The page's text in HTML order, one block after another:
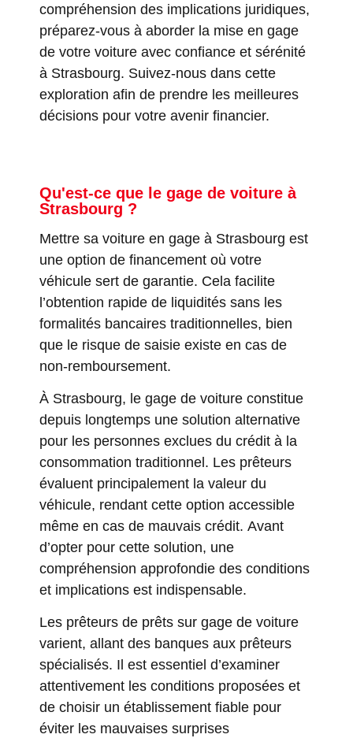
compréhension des implications juridiques,
préparez-vous à aborder la mise en gage
de votre voiture avec confiance et sérénité
à Strasbourg. Suivez-nous dans cette
exploration afin de prendre les meilleures
décisions pour votre avenir financier.
Qu'est-ce que le gage de voiture à
Strasbourg ?
Mettre sa voiture en gage à Strasbourg est
une option de financement où votre
véhicule sert de garantie. Cela facilite
l’obtention rapide de liquidités sans les
formalités bancaires traditionnelles, bien
que le risque de saisie existe en cas de
non-remboursement.
À Strasbourg, le gage de voiture constitue
depuis longtemps une solution alternative
pour les personnes exclues du crédit à la
consommation traditionnel. Les prêteurs
évaluent principalement la valeur du
véhicule, rendant cette option accessible
même en cas de mauvais crédit. Avant
d’opter pour cette solution, une
compréhension approfondie des conditions
et implications est indispensable.
Les prêteurs de prêts sur gage de voiture
varient, allant des banques aux prêteurs
spécialisés. Il est essentiel d’examiner
attentivement les conditions proposées et
de choisir un établissement fiable pour
éviter les mauvaises surprises